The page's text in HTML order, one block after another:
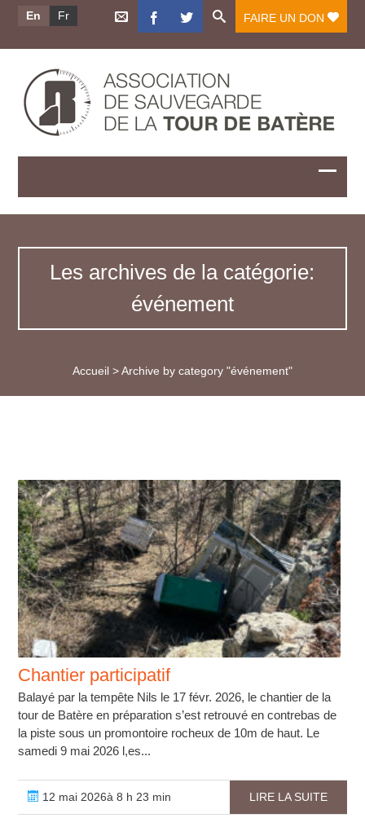
En Fr FAIRE UN DON
Les archives de la catégorie:
événement
Accueil>Archive by category "événement"
Chantier participatif
Balayé par la tempête Nils le 17 févr. 2026, le chantier de la
tour de Batère en préparation s’est retrouvé en contrebas de
la piste sous un promontoire rocheux de 10m de haut. Le
samedi 9 mai 2026 l,es...
12 mai 2026à 8 h 23 min LIRE LA SUITE